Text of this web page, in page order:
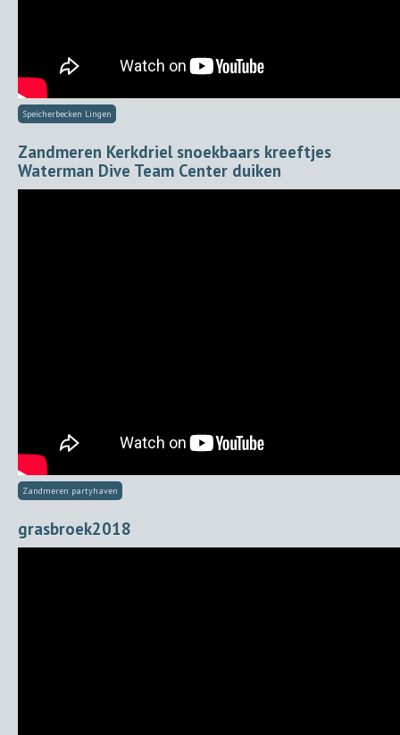
Speicherbecken Lingen
Zandmeren Kerkdriel snoekbaars kreeftjes
Waterman Dive Team Center duiken
Zandmeren partyhaven
grasbroek2018